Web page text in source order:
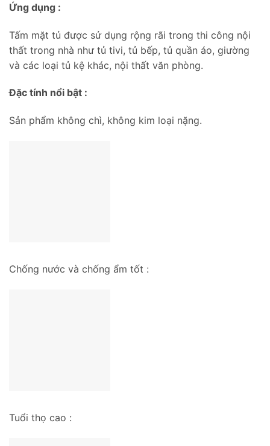
Ứng dụng :
Tấm mặt tủ được sử dụng rộng rãi trong thi công nội
thất trong nhà như tủ tivi, tủ bếp, tủ quần áo, giường
và các loại tủ kệ khác, nội thất văn phòng.
Đặc tính nổi bật :
Sản phẩm không chì, không kim loại nặng.
Chống nước và chống ẩm tốt :
Tuổi thọ cao :